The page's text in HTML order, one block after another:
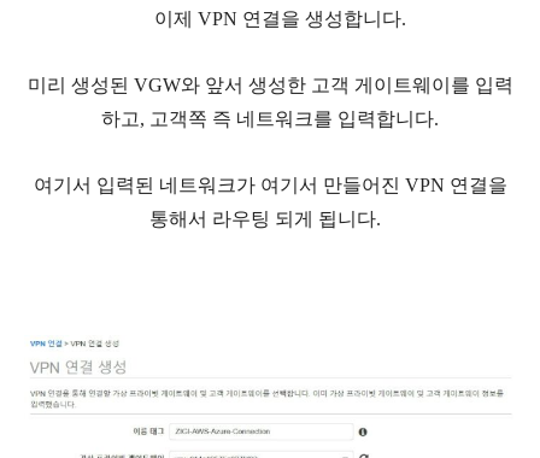
이제 VPN 연결을 생성합니다.
미리 생성된 VGW와 앞서 생성한 고객 게이트웨이를 입력
하고, 고객쪽 즉 네트워크를 입력합니다.
여기서 입력된 네트워크가 여기서 만들어진 VPN 연결을
통해서 라우팅 되게 됩니다.